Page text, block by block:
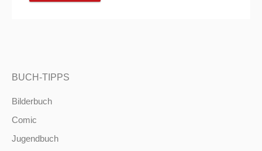
BUCH-TIPPS
Bilderbuch
Comic
Jugendbuch